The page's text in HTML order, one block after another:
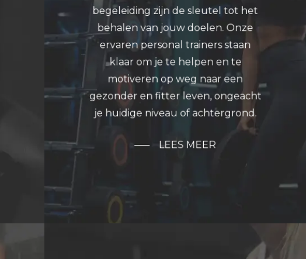
begeleiding zijn de sleutel tot het
behalen van jouw doelen. Onze
ervaren personal trainers staan
klaar om je te helpen en te
motiveren op weg naar een
gezonder en fitter leven, ongeacht
je huidige niveau of achtergrond.
LEES MEER